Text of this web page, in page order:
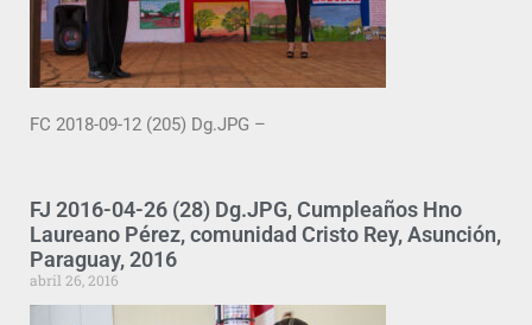
FC 2018-09-12 (205) Dg.JPG –
FJ 2016-04-26 (28) Dg.JPG, Cumpleaños Hno
Laureano Pérez, comunidad Cristo Rey, Asunción,
Paraguay, 2016
abril 26, 2016